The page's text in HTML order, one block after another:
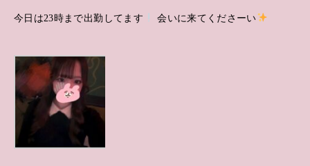
今日は23時まで出勤してます 会いに来てくださーい